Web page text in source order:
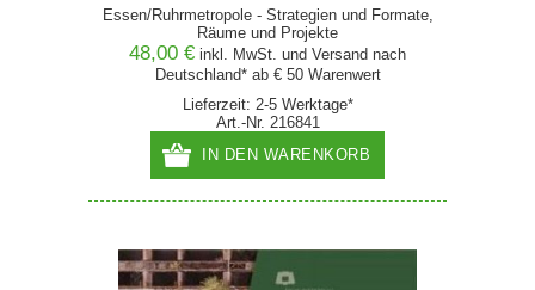
Essen/Ruhrmetropole - Strategien und Formate,
Räume und Projekte
48,00 € inkl. MwSt. und Versand nach
Deutschland* ab € 50 Warenwert
Lieferzeit: 2-5 Werktage*
Art.-Nr. 216841
IN DEN WARENKORB